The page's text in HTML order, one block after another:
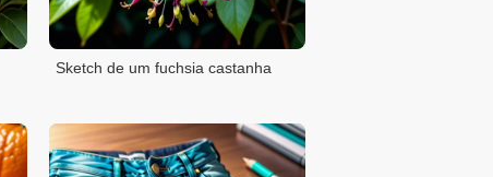
Sketch de um fuchsia castanha